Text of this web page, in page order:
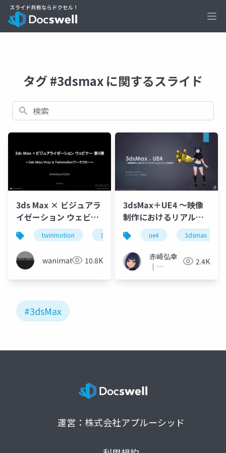
タグ #3dsmax に関するスライド
検索
3ds Max × ビジュアラ
イゼーション ウェビナ
ー 第5弾 ～3ds
Max_Vray &
Twinmotionワークフ
ロー～Share
twinmotion 3dsmax
wanimation 10.8K
3dsMax＋UE4 ～映像
制作におけるリアルタ
イムエンジンの活用～
ue4 3dsmax
赤崎弘幸
｜
2.4K
#3dsMax
運営：株式会社アプルーシッド